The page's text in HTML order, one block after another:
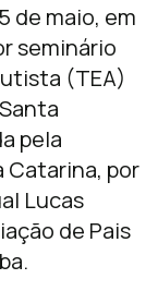
de maio, em
seminário
(TEA)
pela
Catarina, por
Lucas
de Pais
.